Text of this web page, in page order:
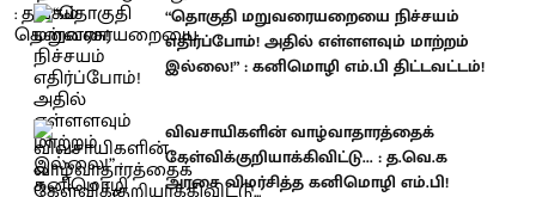
“தொகுதி மறுவரையறையை நிச்சயம்
எதிர்ப்போம்! அதில் எள்ளளவும் மாற்றம்
இல்லை!” : கனிமொழி எம்.பி திட்டவட்டம்!
விவசாயிகளின் வாழ்வாதாரத்தைக்
கேள்விக்குறியாக்கிவிட்டு... : த.வெ.க
அரசை விமர்சித்த கனிமொழி எம்.பி!